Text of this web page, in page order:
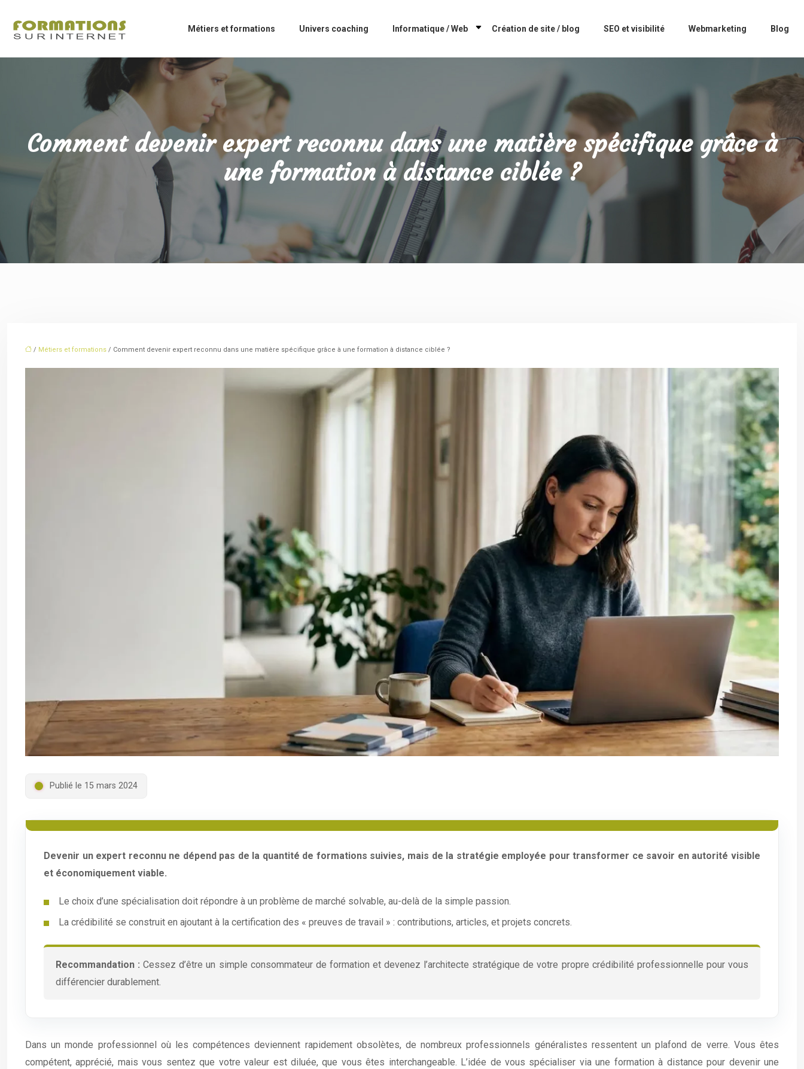
Métiers et formations Univers coaching Informatique / Web Création de site / blog SEO et visibilité Webmarketing Blog
Comment devenir expert reconnu dans une matière spécifique grâce à
une formation à distance ciblée ?
/ Métiers et formations / Comment devenir expert reconnu dans une matière spécifique grâce à une formation à distance ciblée ?
Publié le 15 mars 2024
Devenir un expert reconnu ne dépend pas de la quantité de formations suivies, mais de la stratégie employée pour transformer ce savoir en autorité visible
et économiquement viable.
Le choix d’une spécialisation doit répondre à un problème de marché solvable, au-delà de la simple passion.
La crédibilité se construit en ajoutant à la certification des « preuves de travail » : contributions, articles, et projets concrets.
Recommandation : Cessez d’être un simple consommateur de formation et devenez l’architecte stratégique de votre propre crédibilité professionnelle pour vous
différencier durablement.
Dans un monde professionnel où les compétences deviennent rapidement obsolètes, de nombreux professionnels généralistes ressentent un plafond de verre. Vous êtes
compétent, apprécié, mais vous sentez que votre valeur est diluée, que vous êtes interchangeable. L’idée de vous spécialiser via une formation à distance pour devenir une